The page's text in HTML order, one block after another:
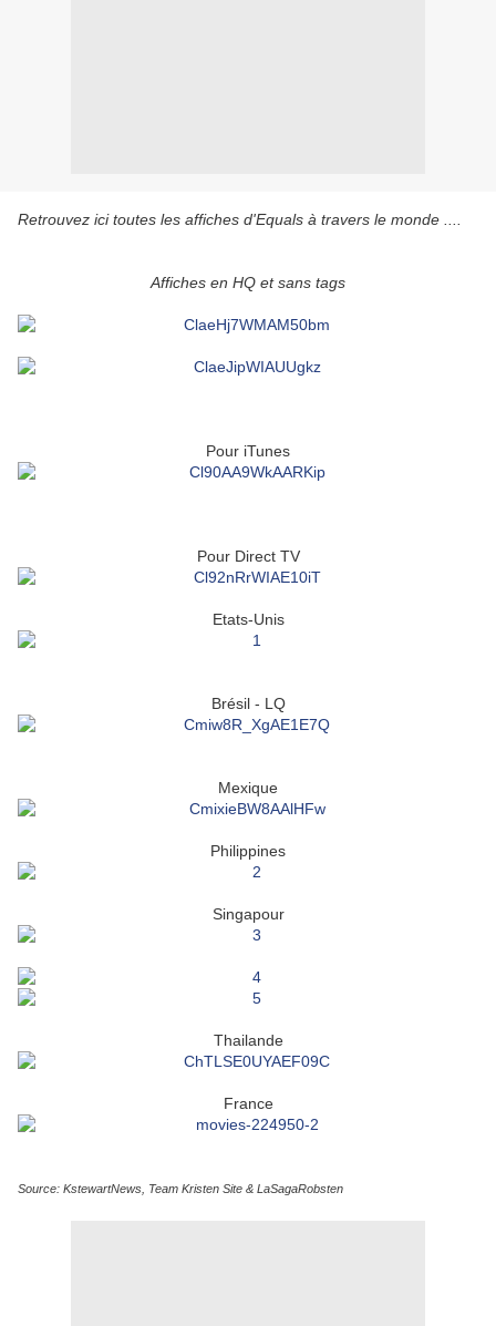
Retrouvez ici toutes les affiches d'Equals à travers le monde ....
Affiches en HQ et sans tags
Pour iTunes
Pour Direct TV
Etats-Unis
Brésil - LQ
Mexique
Philippines
Singapour
Thailande
France
Source: KstewartNews, Team Kristen Site & LaSagaRobsten